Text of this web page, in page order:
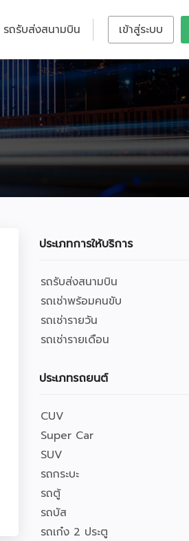
เข้าสู่ระบบ
รถรับส่งสนามบิน
ประเภทการให้บริการ
รถรับส่งสนามบิน
รถเช่าพร้อมคนขับ
รถเช่ารายวัน
รถเช่ารายเดือน
ประเภทรถยนต์
CUV
Super Car
SUV
รถกระบะ
รถตู้
รถบัส
รถเก๋ง 2 ประตู